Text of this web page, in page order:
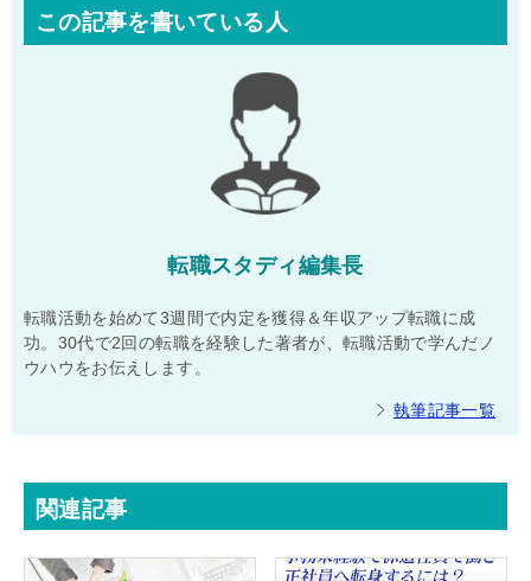
この記事を書いている人
転職スタディ編集長
転職活動を始めて3週間で内定を獲得＆年収アップ転職に成
功。30代で2回の転職を経験した著者が、転職活動で学んだノ
ウハウをお伝えします。
執筆記事一覧
関連記事